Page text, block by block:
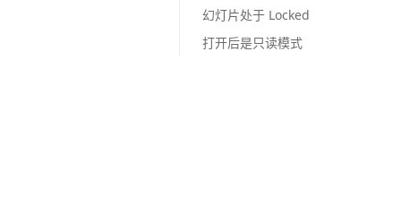
幻灯片处于 Locked
打开后是只读模式